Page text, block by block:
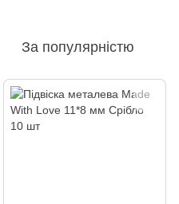
За популярністю